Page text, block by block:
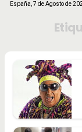
España, 7 de Agosto de